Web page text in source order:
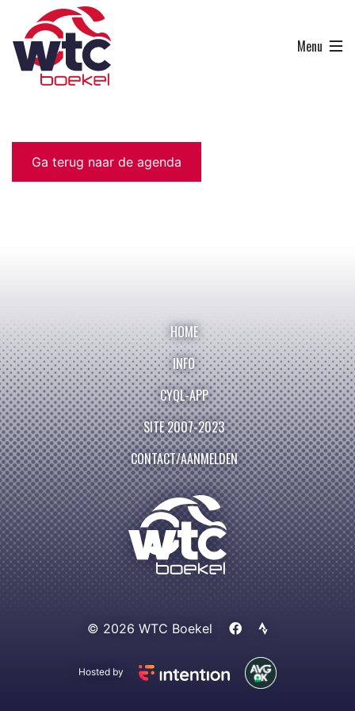
Ga terug naar de agenda
HOME
INFO
CYQL-APP
SITE 2007-2023
CONTACT/AANMELDEN
© 2026 WTC Boekel
Hosted by